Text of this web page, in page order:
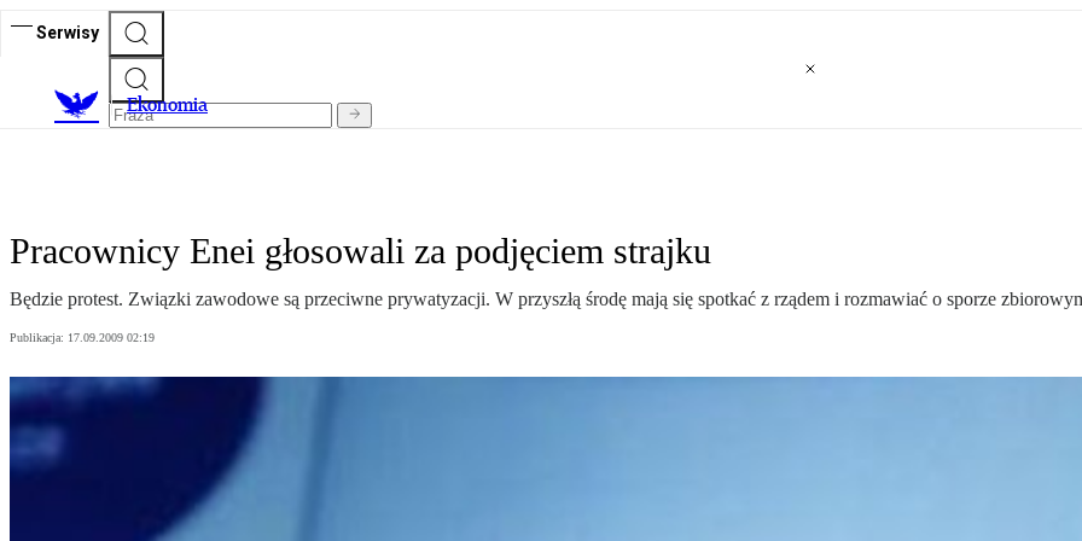
Serwisy
Ekonomia
Pracownicy Enei głosowali za podjęciem strajku
Będzie protest. Związki zawodowe są przeciwne prywatyzacji. W przyszłą środę mają się spotkać z rządem i rozmawiać o sporze
Publikacja: 17.09.2009 02:19